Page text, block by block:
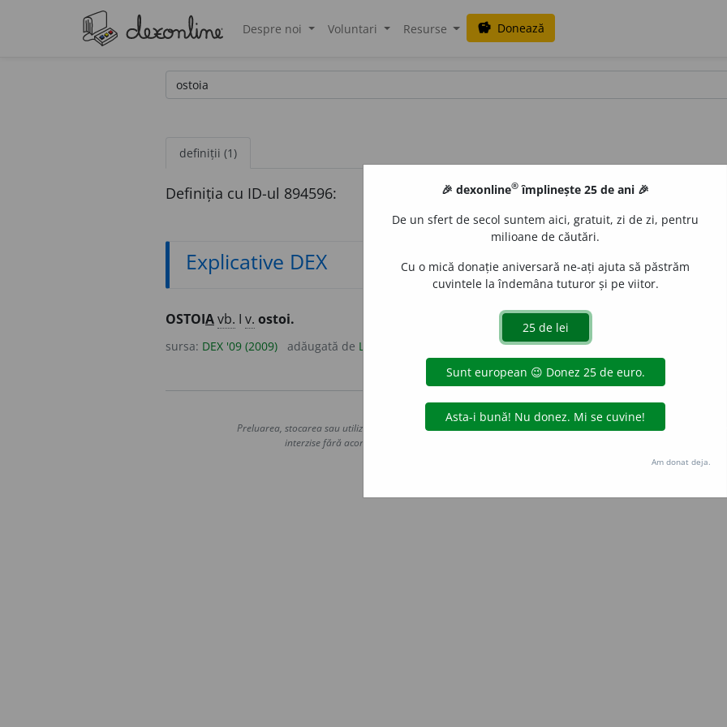
Despre noi Voluntari Resurse savings Donează
definiții (1)
Definiția cu ID-ul 894596:
Explicative DEX
OSTOIAvb. I v. ostoi.
sursa: DEX '09 (2009) adăugată de LauraGellner
Copyright © 2004-2026 dexonline (https://dexonline.ro)
Preluarea, stocarea sau utilizarea datelor de pe acest site, inclusiv prin orice metode de extragere automată
interzise fără acordul nostru prealabil scris, cu excepția seturilor de date oferite oficial spre utilizare
Hosterion
🎉 dexonline® împlinește 25 de ani 🎉
De un sfert de secol suntem aici, gratuit, zi de zi, pentru
milioane de căutări.
Cu o mică donație aniversară ne-ați ajuta să păstrăm
cuvintele la îndemâna tuturor și pe viitor.
Am donat deja.